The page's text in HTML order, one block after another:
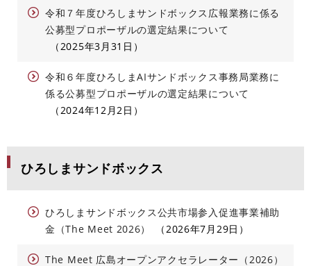
令和７年度ひろしまサンドボックス広報業務に係る
公募型プロポーザルの選定結果について
2025年3月31日
令和６年度ひろしまAIサンドボックス事務局業務に
係る公募型プロポーザルの選定結果について
2024年12月2日
ひろしまサンドボックス
ひろしまサンドボックス公共市場参入促進事業補助
金（The Meet 2026）
2026年7月29日
The Meet 広島オープンアクセラレーター（2026）